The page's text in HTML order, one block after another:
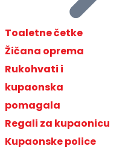
Toaletne četke
Žičana oprema
Rukohvati i
kupaonska
pomagala
Regali za kupaonicu
Kupaonske police